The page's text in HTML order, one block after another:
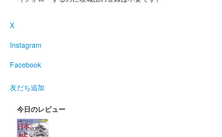
販売終了
ブース出展していた城郭合体オシロボッツブースにて販売された
姫路城 御城印
販売終了
白鷺の画像がデザインされている。
X
Instagram
Facebook
友だち追加
今日のレビュー